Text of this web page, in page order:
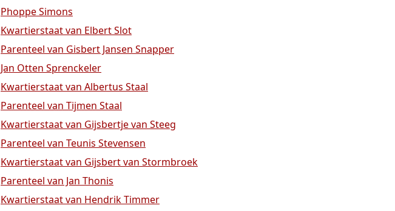
Phoppe Simons
Kwartierstaat van Elbert Slot
Parenteel van Gisbert Jansen Snapper
Jan Otten Sprenckeler
Kwartierstaat van Albertus Staal
Parenteel van Tijmen Staal
Kwartierstaat van Gijsbertje van Steeg
Parenteel van Teunis Stevensen
Kwartierstaat van Gijsbert van Stormbroek
Parenteel van Jan Thonis
Kwartierstaat van Hendrik Timmer